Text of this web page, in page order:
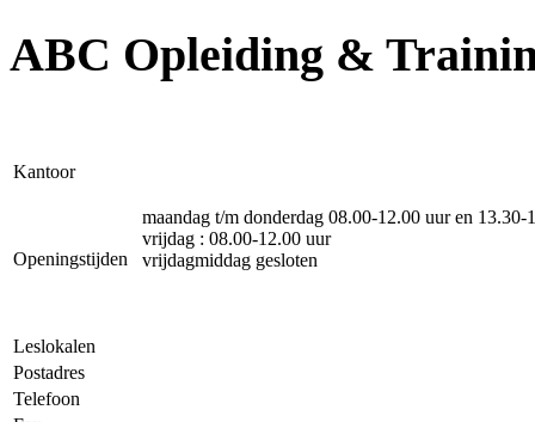
ABC Opleiding &
Kantoor
Openingstijden
maandag t/m donderdag 08.00-12.00 uur en 13.30-
vrijdag : 08.00-12.00 uur
vrijdagmiddag gesloten
Leslokalen
Postadres
Telefoon